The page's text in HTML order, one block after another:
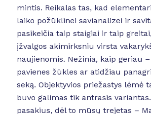
mintis. Reikalas tas, kad
laiko požūklinei savianalizei ir
pasikeičia taip staigiai ir taip
įžvalgos akimirksniu virsta
naujienomis. Nežinia, kaip geriau
pavienes žūkles ar atidžiau
seką. Objektyvios priežastys lėmė
buvo galimas tik antrasis
pasakius, dėl to mūsų trejetas –